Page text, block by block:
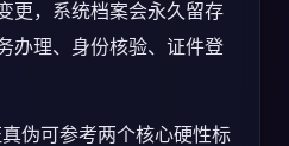
更，系统档案会永久留存
办理、身份核验、证件登
伪可参考两个核心硬性标